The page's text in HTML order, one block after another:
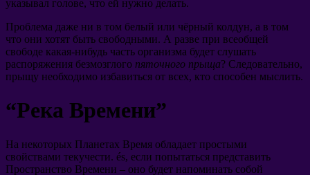
указывал голове, что ей нужно делать.
Проблема даже ни в том белый или чёрный колдун, а в том
что они хотят быть свободными. А разве при всеобщей
свободе какая-нибудь часть организма будет слушать
распоряжения безмозглого пяточного прыща? Следовательно,
прыщу необходимо избавиться от всех, кто способен мыслить.
“Река Времени”
На некоторых Планетах Время обладает простыми
свойствами текучести. és, если попытаться представить
Пространство Времени – оно будет напоминать собой